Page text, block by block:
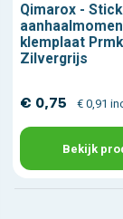
Qimarox -
klemplaat
Zilvergrijs
€ 0,75 € 0,91
Bekijk